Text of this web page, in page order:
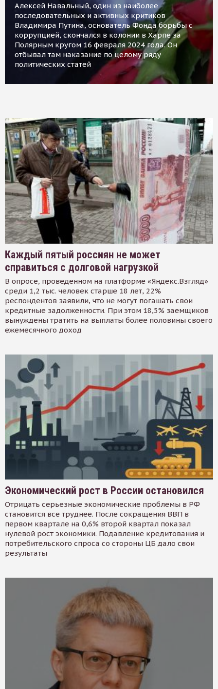
Алексей Навальный, один из наиболее
последовательных и активных критиков
Владимира Путина, основатель Фонда борьбы с
коррупцией, скончался в колонии в Харпе за
Полярным кругом 16 февраля 2024 года. Он
отбывал там наказание по целому ряду
политических статей
Каждый пятый россиян не может
справиться с долговой нагрузкой
В опросе, проведенном на платформе «Яндекс.Взгляд»
среди 1,2 тыс. человек старше 18 лет, 22%
респондентов заявили, что не могут погашать свои
кредитные задолженности. При этом 18,5% заемщиков
вынуждены тратить на выплаты более половины своего
ежемесячного доход
Экономический рост в России остановился
Отрицать серьезные экономические проблемы в РФ
становится все труднее. После сокращения ВВП в
первом квартале на 0,6% второй квартал показал
нулевой рост экономики. Подавление кредитования и
потребительского спроса со стороны ЦБ дало свои
результаты